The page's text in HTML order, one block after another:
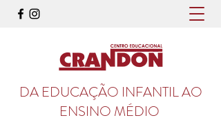
DA EDUCAÇÃO INFANTIL AO
ENSINO MÉDIO